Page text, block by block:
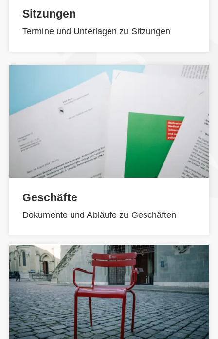
Sitzungen
Termine und Unterlagen zu Sitzungen
Geschäfte
Dokumente und Abläufe zu Geschäften